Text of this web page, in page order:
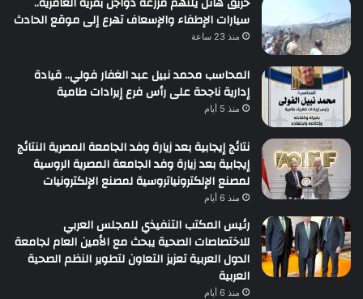
سيارات الإطفاء والإسعاف تهرع إلى موقع الحادث
منذ 23 ساعة
المحاسب محمد نبيل عبد الغفار فولي.. قيادة
إدارية ناجحة على رأس فرع إيرادات طامية
منذ 5 أيام
نتائج إيجابية بعد زيارة وفد الجامعة المصرية النتائج
إيجابية بعد زيارة وفد الجامعة المصرية الروسية
لمصنع الإلكترونياتروسية لمصنع الإلكترونيات
منذ 6 أيام
رئيس المكتب التنفيذي للمجلس العربي
للاختصاصات الصحية يبحث مع الأمين العام لجامعة
الدول العربية تعزيز التعاون لتطوير النظم الصحية
العربية
منذ 6 أيام